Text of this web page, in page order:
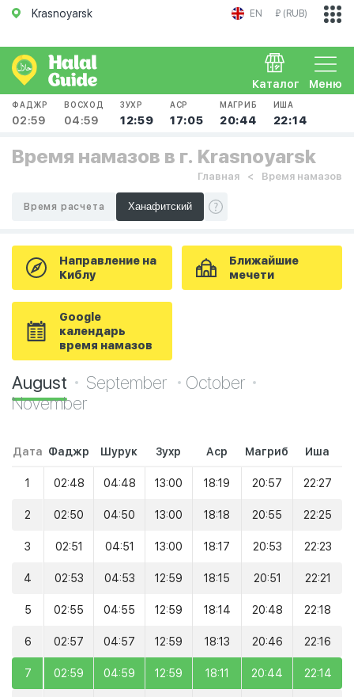
Krasnoyarsk EN ₽ (RUB)
Меню
Каталог
ФАДЖР
02:59
ВОСХОД
04:59
ЗУХР
12:59
АСР
17:05
МАГРИБ
20:44
ИША
22:14
Время намазов в г. Krasnoyarsk
Главная Время намазов
Время расчета
Направление на
Киблу
Ближайшие
мечети
Google
календарь
время намазов
August September
October
November
Дата Фаджр Шурук Зухр Аср Магриб Иша
1 02:48 04:48 13:00 18:19 20:57 22:27
2 02:50 04:50 13:00 18:18 20:55 22:25
3 02:51 04:51 13:00 18:17 20:53 22:23
4 02:53 04:53 12:59 18:15 20:51 22:21
5 02:55 04:55 12:59 18:14 20:48 22:18
6 02:57 04:57 12:59 18:13 20:46 22:16
7 02:59 04:59 12:59 18:11 20:44 22:14